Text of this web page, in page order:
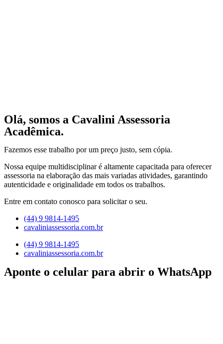
Olá, somos a Cavalini Assessoria
Acadêmica.
Fazemos esse trabalho por um preço justo, sem cópia.
Nossa equipe multidisciplinar é altamente capacitada para oferecer
assessoria na elaboração das mais variadas atividades, garantindo
autenticidade e originalidade em todos os trabalhos.
Entre em contato conosco para solicitar o seu.
(44) 9 9814-1495
cavaliniassessoria.com.br
(44) 9 9814-1495
cavaliniassessoria.com.br
Aponte o celular para abrir o WhatsApp